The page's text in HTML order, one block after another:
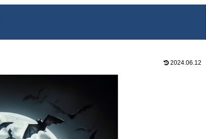
2024.06.12